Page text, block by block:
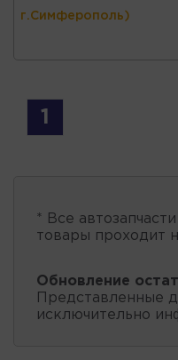
г.Симферополь)
1
* Все автозапчасти
товары проходит
Обновление
Представленные
исключительно